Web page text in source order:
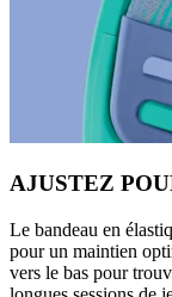
AJUSTEZ
Le bandeau en
pour un maintien
vers le bas pour